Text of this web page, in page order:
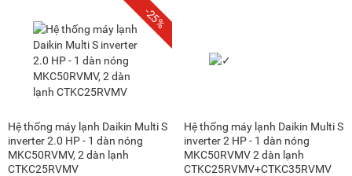
-25%
Hệ thống máy lạnh Daikin Multi S
inverter 2.0 HP - 1 dàn nóng
MKC50RVMV, 2 dàn lạnh
CTKC25RVMV
Hệ thống máy lạnh Daikin Multi S
inverter 2 HP - 1 dàn nóng
MKC50RVMV 2 dàn lạnh
CTKC25RVMV+CTKC35RVMV